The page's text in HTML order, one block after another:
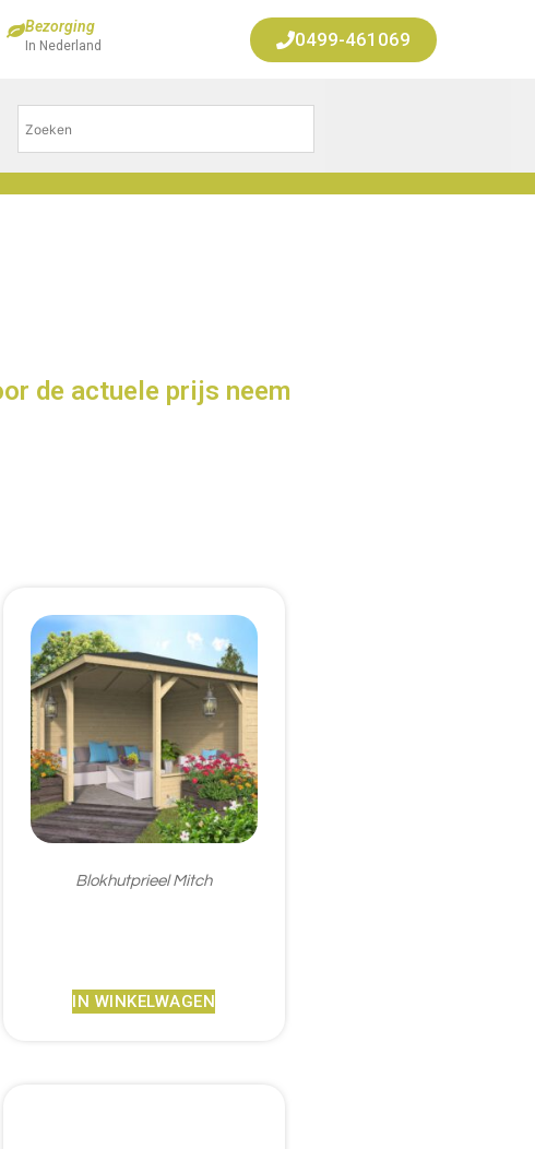
Bezorging
In Nederland 0499-461069
de actuele prijs neem
Blokhutprieel Mitch
IN WINKELWAGEN